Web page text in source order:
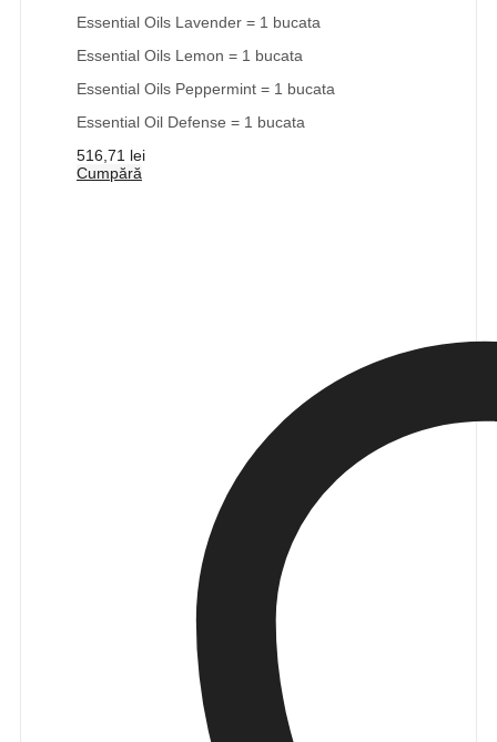
Essential Oils Lavender = 1 bucata
Essential Oils Lemon = 1 bucata
Essential Oils Peppermint = 1 bucata
Essential Oil Defense = 1 bucata
516,71 lei
Cumpără